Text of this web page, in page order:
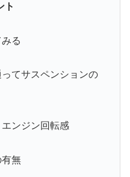
ト
る
てサスペンションの
ンジン回転感
無